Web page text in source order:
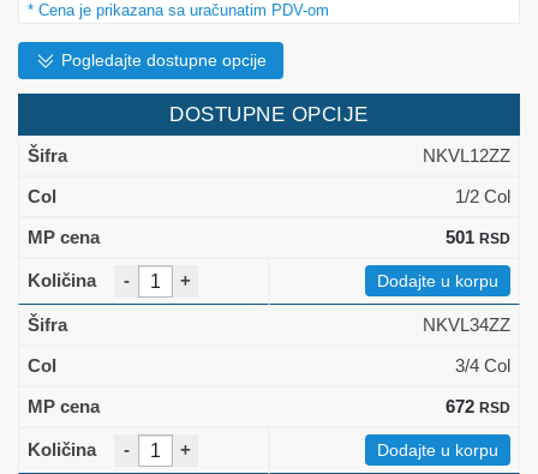
cena:
od
501 rsd
do
Pogledajte dostupne opcije
DOSTUPNE OPCIJE
NKVL12ZZ
1/2 Col
501 RSD
- + Dodajte u korpu
NKVL34ZZ
3/4 Col
672 RSD
- + Dodajte u korpu